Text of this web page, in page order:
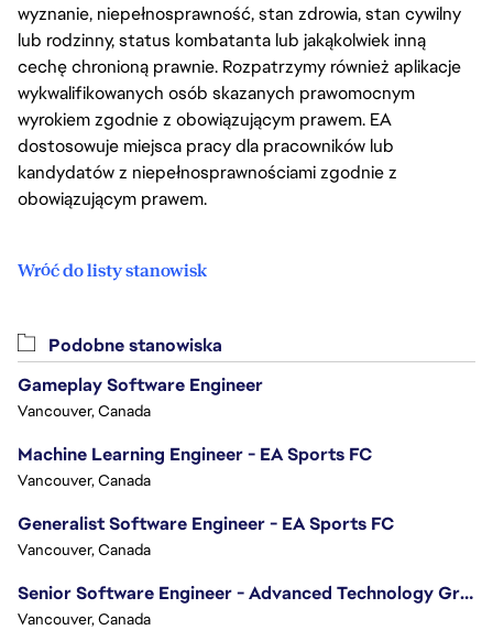
wyznanie, niepełnosprawność, stan zdrowia, stan cywilny
lub rodzinny, status kombatanta lub jakąkolwiek inną
cechę chronioną prawnie. Rozpatrzymy również aplikacje
wykwalifikowanych osób skazanych prawomocnym
wyrokiem zgodnie z obowiązującym prawem. EA
dostosowuje miejsca pracy dla pracowników lub
kandydatów z niepełnosprawnościami zgodnie z
obowiązującym prawem.
Wróć do listy stanowisk
Podobne stanowiska
Gameplay Software Engineer
Vancouver, Canada
Machine Learning Engineer - EA Sports FC
Vancouver, Canada
Generalist Software Engineer - EA Sports FC
Vancouver, Canada
Senior Software Engineer - Advanced Technology Group
Vancouver, Canada